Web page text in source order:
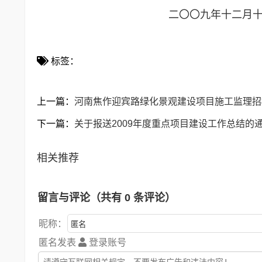
二〇〇九年十二月十四
标签：
上一篇： 河南焦作迎宾路绿化景观建设项目施工监理
下一篇： 关于报送2009年度重点项目建设工作总结的
相关推荐
留言与评论（共有 0 条评论）
昵称：
匿名发表
登录账号